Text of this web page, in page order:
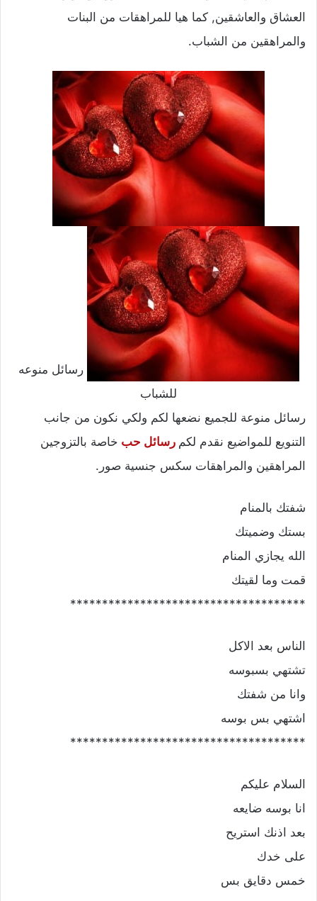
العشاق والعاشقين, كما هيا للمراهقات من البنات
والمراهقين من الشباب.
رسائل منوعه
للشباب
رسائل منوعة للجميع نضعها لكم ولكي نكون من جانب
التنويع للمواضيع نقدم لكم رسائل حب خاصة بالتزوجين
المراهقين والمراهقات سكس جنسية صور.
شفتك بالمنام
بستك وضميتك
الله يجازي المنام
قمت وما لقيتك
*************************************
الناس بعد الاكل
تشتهي بسبوسه
وانا من شفتك
اشتهي بس بوسه
*************************************
السلام عليكم
انا بوسه ضايعه
بعد اذنك استريح
على خدك
خمس دقايق بس